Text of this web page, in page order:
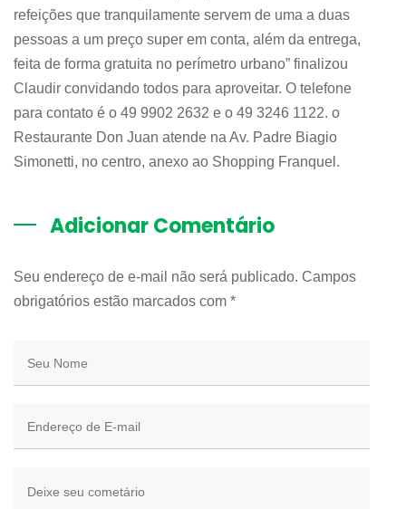
refeições que tranquilamente servem de uma a duas
pessoas a um preço super em conta, além da entrega,
feita de forma gratuita no perímetro urbano” finalizou
Claudir convidando todos para aproveitar. O telefone
para contato é o 49 9902 2632 e o 49 3246 1122. o
Restaurante Don Juan atende na Av. Padre Biagio
Simonetti, no centro, anexo ao Shopping Franquel.
Adicionar Comentário
Seu endereço de e-mail não será publicado. Campos
obrigatórios estão marcados com *